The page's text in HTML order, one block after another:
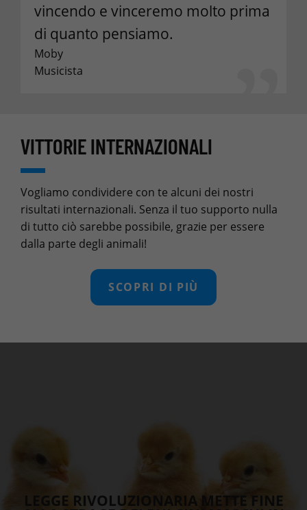
vincendo e vinceremo molto prima
di quanto pensiamo.
Moby
Musicista
VITTORIE INTERNAZIONALI
Vogliamo condividere con te alcuni dei nostri
risultati internazionali. Senza il tuo supporto nulla
di tutto ciò sarebbe possibile, grazie per essere
dalla parte degli animali!
SCOPRI DI PIÙ
LEGGE RIVOLUZIONARIA METTE FINE